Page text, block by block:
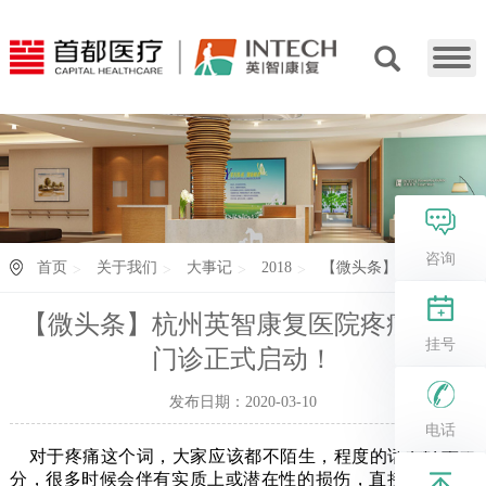
首页 关于我们 大事记 2018 【微头条】杭州英智...
【微头条】杭州英智康复医院疼痛康复
门诊正式启动！
发布日期：2020-03-10
对于疼痛这个词，大家应该都不陌生，程度的话有轻重之
分，很多时候会伴有实质上或潜在性的损伤，直接影响患者
咨询
挂号
电话